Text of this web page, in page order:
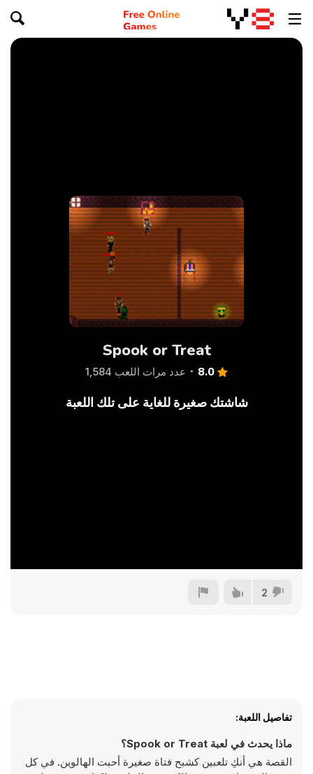
Spook or Treat
8.0 عدد مرات اللعب 1,584
شاشتك صغيرة للغاية على تلك اللعبة
2
تفاصيل اللعبة:
ماذا يحدث في لعبة Spook or Treat؟
القصة هي أنكِ تلعبين كشبح فتاة صغيرة أحبت الهالوين. في كل